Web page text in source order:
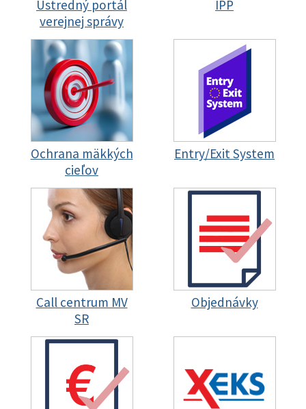
Ústredný portál
verejnej správy
IPP
Ochrana mäkkých
cieľov
Entry/Exit System
Call centrum MV
SR
Objednávky